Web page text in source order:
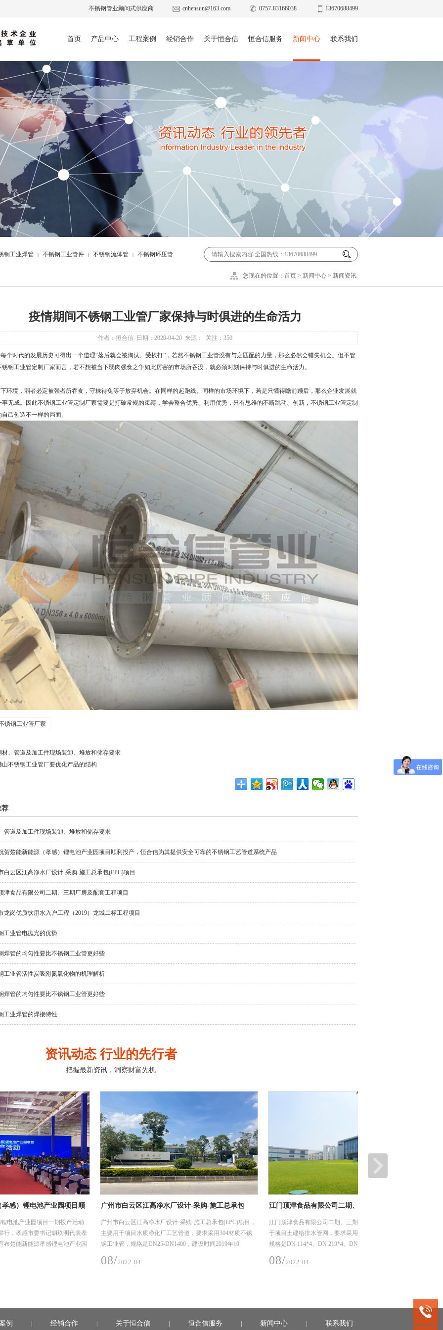
不锈钢管业顾问式供应商 cnhensun@163.com 0757-83166038 13670688499
首页 产品中心 工程案例 经销合作 关于恒合信 恒合信服务 新闻中心 联系我们
钢工业焊管 | 不锈钢工业管件 | 不锈钢流体管 | 不锈钢环压管
您现在的位置： 首页 > 新闻中心 > 新闻资讯
疫情期间不锈钢工业管厂家保持与时俱进的生命活力
作者：恒合信 日期：2020-04-20 来源： 关注： 350
时代的发展历史可得出一个道理“落后就会被淘汰、受挨打”，若然不锈钢工业管没有与之匹配的力量，那么必然会错失机会。但不管
锈钢工业管定制厂家而言，若不想被当下弱肉强食之争如此厉害的市场所吞没，就必须时刻保持与时俱进的生命活力。
境，弱者必定被强者所吞食，守株待兔等于放弃机会。在同样的起跑线、同样的市场环境下，若是只懂得瞻前顾后，那么企业发展就
事无成。因此不锈钢工业管定制厂家需要是打破常规的束缚，学会整合优势、利用优势，只有思维的不断跳动、创新，不锈钢工业管定制
己创造不一样的局面。
锈钢工业管厂家
材、管道及加工件现场装卸、堆放和储存要求
山不锈钢工业管厂要优化产品的结构
荐
管道及加工件现场装卸、堆放和储存要求
贺楚能新能源（孝感）锂电池产业园项目顺利投产，恒合信为其提供安全可靠的不锈钢工艺管道系统产品
白云区江高净水厂设计-采购-施工总承包(EPC)项目
津食品有限公司二期、三期厂房及配套工程项目
龙岗优质饮用水入户工程（2019）龙城二标工程项目
工业管电抛光的优势
焊管的均匀性要比不锈钢工业管更好些
工业管活性炭吸附氮氧化物的机理解析
焊管的均匀性要比不锈钢工业管更好些
工业焊管的焊接特性
资讯动态 行业的先行者
把握最新资讯，洞察财富先机
目顺
艺管
活动
表孝
业园
广州市白云区江高净水厂设计-采购-施工总承包
(EPC)项目
广州市白云区江高净水厂设计-采购-施工总承包(EPC)项目，
主要用于项目水质净化厂工艺管道，要求采用304材质不锈
钢工业管，规格是DN25-DN1400，建设时间2019年10
月-2020年6月（机电安装材料入场至完成安装时间）。
江门顶津食品有限公司二期、三期厂房及配套工程
项目
江门顶津食品有限公司二期、三期厂房及配套工程，主要用
于项目土建给排水管网，要求采用304材质不锈钢工业管，
规格是DN 114*4、DN 219*4、DN 325*4.5，建设时间2021
例 经销合作 关于恒合信 恒合信服务 新闻中心 联系我们